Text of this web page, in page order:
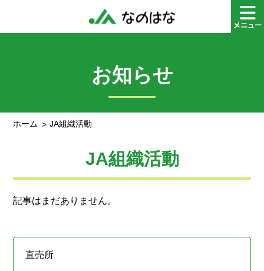
お知らせ
ホーム JA組織活動
JA組織活動
記事はまだありません。
直売所